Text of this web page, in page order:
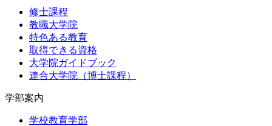
修士課程
教職大学院
特色ある教育
取得できる資格
大学院ガイドブック
連合大学院（博士課程）
学部案内
学校教育学部